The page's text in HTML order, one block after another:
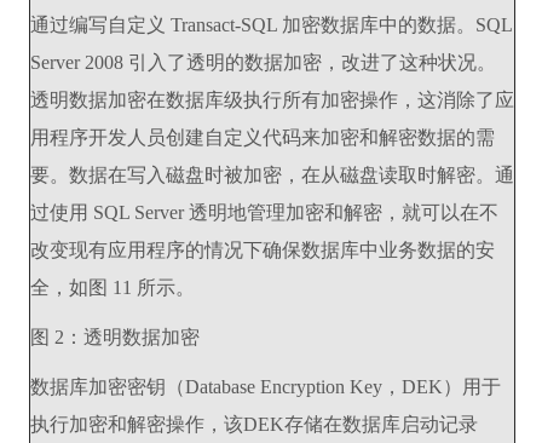
通过编写自定义 Transact-SQL 加密数据库中的数据。SQL
Server 2008 引入了透明的数据加密，改进了这种状况。
透明数据加密在数据库级执行所有加密操作，这消除了应
用程序开发人员创建自定义代码来加密和解密数据的需
要。数据在写入磁盘时被加密，在从磁盘读取时解密。通
过使用 SQL Server 透明地管理加密和解密，就可以在不
改变现有应用程序的情况下确保数据库中业务数据的安
全，如图 11 所示。
图 2：透明数据加密
数据库加密密钥（Database Encryption Key，DEK）用于
执行加密和解密操作，该DEK存储在数据库启动记录